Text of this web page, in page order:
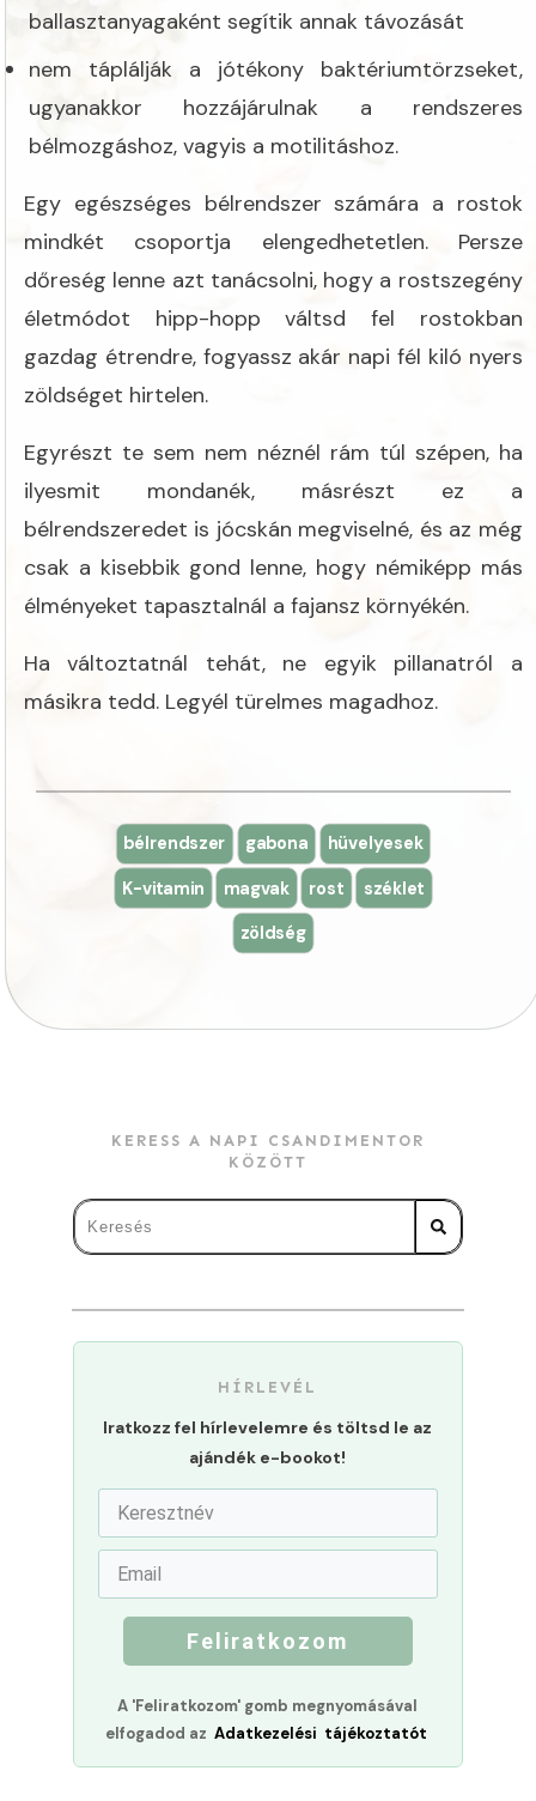
ballasztanyagaként segítik annak távozását
nem táplálják a jótékony baktériumtörzseket,
ugyanakkor hozzájárulnak a rendszeres
bélmozgáshoz, vagyis a motilitáshoz.
Egy egészséges bélrendszer számára a rostok
mindkét csoportja elengedhetetlen. Persze
dőreség lenne azt tanácsolni, hogy a rostszegény
életmódot hipp-hopp váltsd fel rostokban
gazdag étrendre, fogyassz akár napi fél kiló nyers
zöldséget hirtelen.
Egyrészt te sem nem néznél rám túl szépen, ha
ilyesmit mondanék, másrészt ez a
bélrendszeredet is jócskán megviselné, és az még
csak a kisebbik gond lenne, hogy némiképp más
élményeket tapasztalnál a fajansz környékén.
Ha változtatnál tehát, ne egyik pillanatról a
másikra tedd. Legyél türelmes magadhoz.
bélrendszer gabona hüvelyesek
K-vitamin magvak rost széklet
zöldség
KERESS A NAPI CSANDIMENTOR
KÖZÖTT
HÍRLEVÉL
Iratkozz fel hírlevelemre és töltsd le az
ajándék e-bookot!
Feliratkozom
A 'Feliratkozom' gomb megnyomásával
elfogadod az Adatkezelési tájékoztatót